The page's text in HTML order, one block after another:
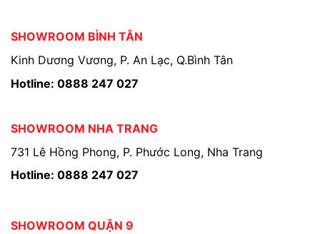
SHOWROOM BÌNH TÂN
Kinh Dương Vương, P. An Lạc, Q.Bình Tân
Hotline: 0888 247 027
SHOWROOM NHA TRANG
731 Lê Hồng Phong, P. Phước Long, Nha Trang
Hotline: 0888 247 027
SHOWROOM QUẬN 9